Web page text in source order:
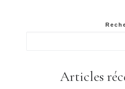
Articles